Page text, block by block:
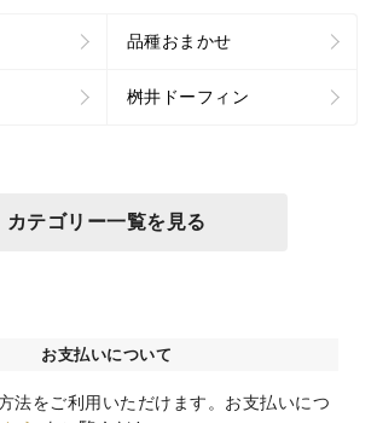
品種おまかせ
桝井ドーフィン
カテゴリー一覧を見る
お支払いについて
法をご利用いただけます。お支払いにつ